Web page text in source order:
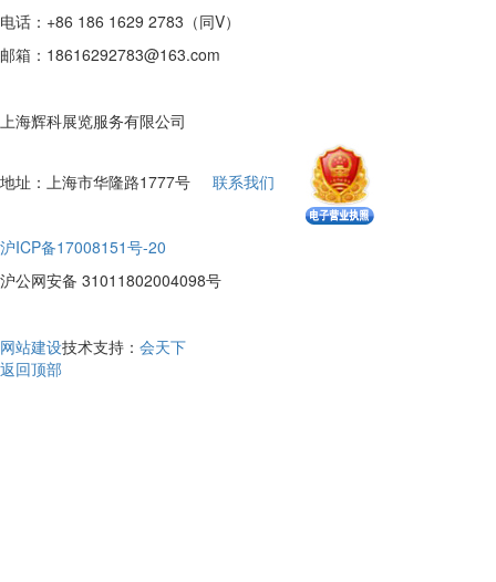
电话：+86 186 1629 2783（同V）
邮箱：18616292783@163.com
上海辉科展览服务有限公司
地址：上海市华隆路1777号 联系我们
沪ICP备17008151号-20
沪公网安备 31011802004098号
网站建设技术支持： 会天下
返回顶部